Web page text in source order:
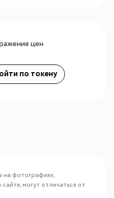
цен
по токену
на фотографиях,
могут отличаться от